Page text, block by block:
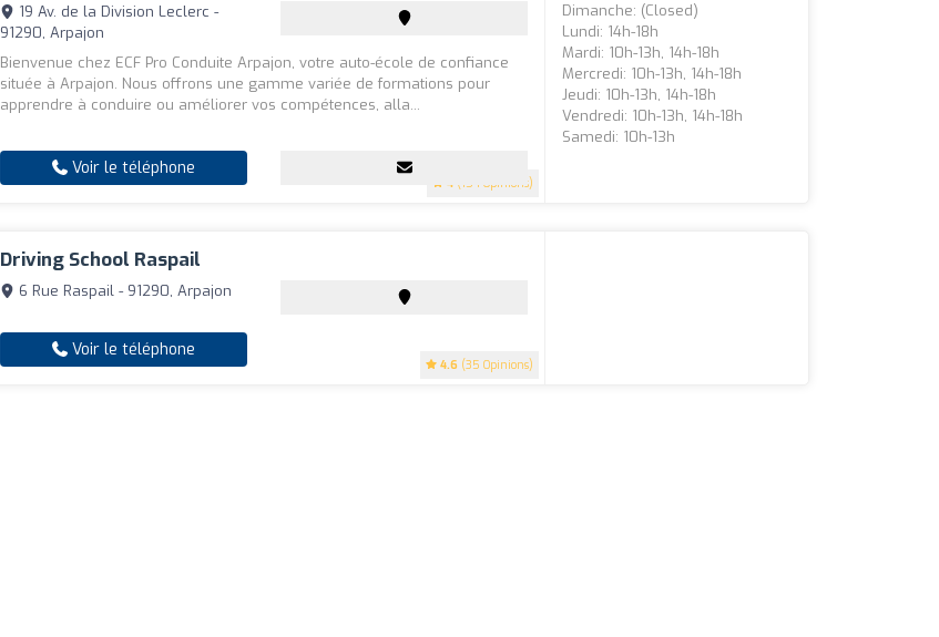
4 (154 Opinions)
19 Av. de la Division Leclerc -
91290, Arpajon
Bienvenue chez ECF Pro Conduite Arpajon, votre auto-école de confiance
située à Arpajon. Nous offrons une gamme variée de formations pour
apprendre à conduire ou améliorer vos compétences, alla...
Voir le téléphone
Dimanche: (closed)
Lundi: 14h-18h
Mardi: 10h-13h, 14h-18h
Mercredi: 10h-13h, 14h-18h
Jeudi: 10h-13h, 14h-18h
Vendredi: 10h-13h, 14h-18h
Samedi: 10h-13h
Driving School Raspail
4.6 (35 Opinions)
6 Rue Raspail - 91290, Arpajon
Voir le téléphone